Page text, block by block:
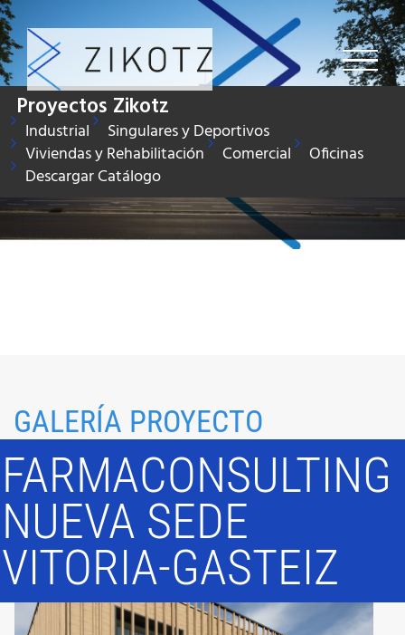
Saltar
al
contenido
FARMACONSULTING
NUEVA SEDE
VITORIA-GASTEIZ
Proyectos Zikotz
Industrial
Singulares y Deportivos
Viviendas y Rehabilitación
Comercial
Oficinas
Descargar Catálogo
GALERÍA PROYECTO